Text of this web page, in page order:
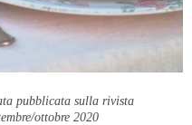
pubblicata sulla rivista
ottobre 2020